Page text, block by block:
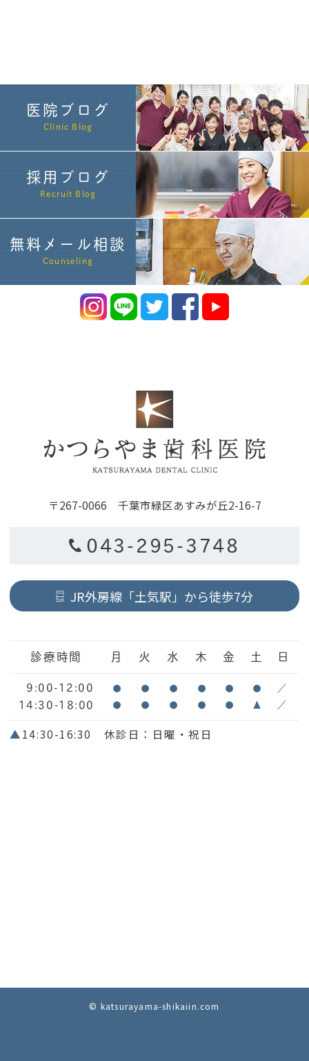
医院ブログ
Clinic Blog
採用ブログ
Recruit Blog
無料メール相談
Counseling
〒267-0066 千葉市緑区あすみが丘2-16-7
043-295-3748
JR外房線「土気駅」から徒歩7分
診療時間 月 火 水 木 金 土 日
9:00-12:00 ● ● ● ● ● ● ／
14:30-18:00 ● ● ● ● ● ▲ ／
▲14:30-16:30 休診日：日曜・祝日
© katsurayama-shikaiin.com